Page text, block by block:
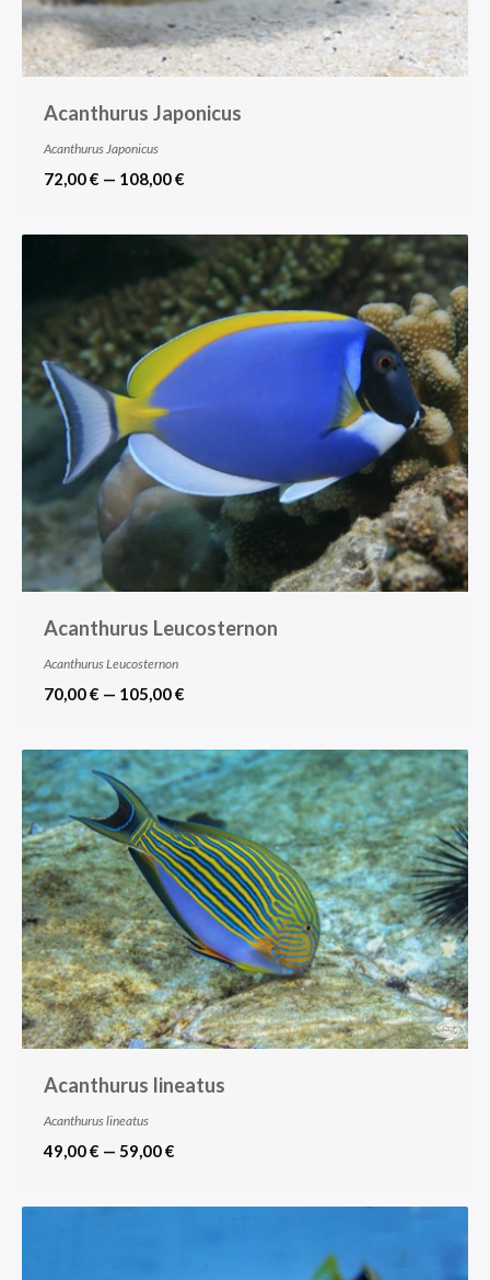
Acanthurus Japonicus
Acanthurus Japonicus
72,00 € — 108,00 €
Acanthurus Leucosternon
Acanthurus Leucosternon
70,00 € — 105,00 €
Acanthurus lineatus
Acanthurus lineatus
49,00 € — 59,00 €